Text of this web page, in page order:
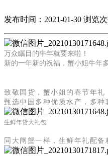
发布时间：2021-01-30 浏览
万众瞩目的牛年就要来啦！
新的一年新的祝福，蟹小姐牛年
致敬国货， 蟹小姐的 春节年礼
甄选中国多种优质水产，多种
生鲜年货大礼包
同大闸蟹一样，生鲜年礼配备